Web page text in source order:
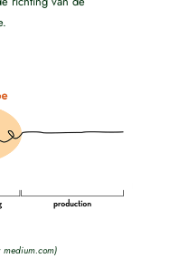
medium.com)